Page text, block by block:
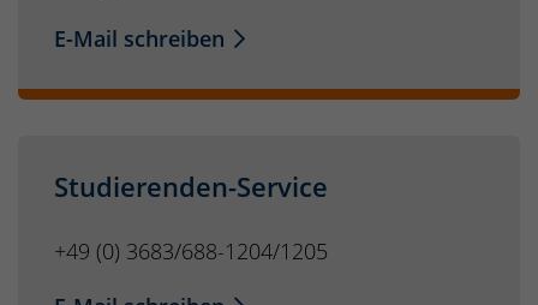
E-Mail schreiben
Studierenden-Service
+49 (0) 3683/688-1204/1205